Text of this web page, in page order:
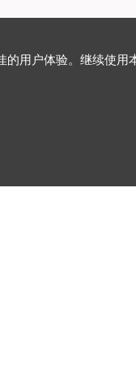
用户体验。继续使用